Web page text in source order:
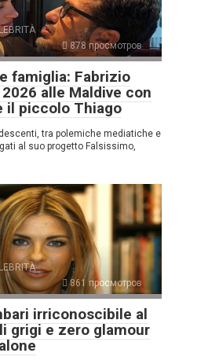
878 просмотров
famiglia: Fabrizio
alle Maldive con
il piccolo Thiago
tra polemiche mediatiche e
al suo progetto Falsissimo,
861 просмотров
irriconoscibile al
grigi e zero glamour